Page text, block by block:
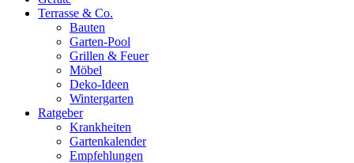
Terrasse & Co.
Bauten
Garten-Pool
Grillen & Feuer
Möbel
Deko-Ideen
Wintergarten
Ratgeber
Krankheiten
Gartenkalender
Empfehlungen